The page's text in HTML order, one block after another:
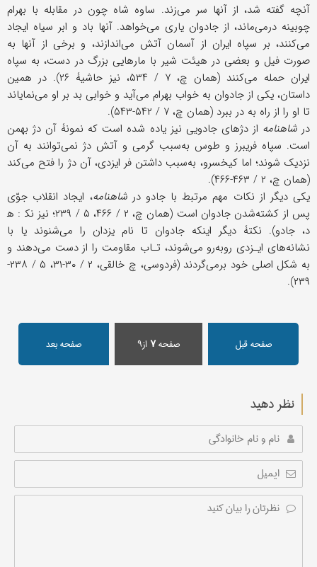
آنچه گفته شد، از آنها سر می‌زند. ساوه شاه چون در مقابله با بهرام
چوبینه درمی‌ماند، از جادوان یاری می‌خواهد. آنها باد و ابر سیاه ایجاد
می‌کنند، بر سپاه ایران از آسمان آتش می‌اندازند، و برخی از آنها به
صورت فیل و بعضی در هیئت شیر با مارهایی بزرگ در دست، به سپاه
ایران حمله می‌کنند (همان چ، ۷ / ۵۳۴، نیز حاشیۀ ۲۶). در همین
داستان، یکی از جادوان به خواب بهرام می‌آید و خوابی بد بر او می‌نمایاند
تا او را از راه به در ببرد (همان چ، ۷ / ۵۴۲-۵۴۳).
درشاهنامه از دژهای جادویی نیز یاده شده است که نمونۀ آن دژ بهمن
است. سپاه فریبرز و طوس به‌سبب گرمی و آتش دژ نمی‌توانند به آن
نزدیک شوند؛ اما کیخسرو، به‌سبب داشتن فر ایزدی، آن دژ را فتح می‌کند
(همان چ، ۲ / ۴۶۳-۴۶۶).
یکی دیگر از نکات مهم مرتبط با جادو درشاهنامه، ایجاد انقلاب جوّی
پس از کشته‌شدن جادوان است (همان چ، ۲ / ۴۶۶، ۵ / ۲۳۹؛ نیز نک‍ : ه‍
د، جادو). نکتۀ دیگر اینکه جادوان تا نام یزدان را می‌شنوند یا با
نشانه‌های ایـزدی روبه‌رو می‌شوند، تـاب مقاومت را از دست می‌دهند و
به شکل اصلی خود برمی‌گردند (فردوسی، چ خالقی، ۲ / ۳۰-۳۱، ۵ / ۲۳۸-
۲۳۹).
صفحه قبل صفحه۷ از۹ صفحه بعد
نظر دهید